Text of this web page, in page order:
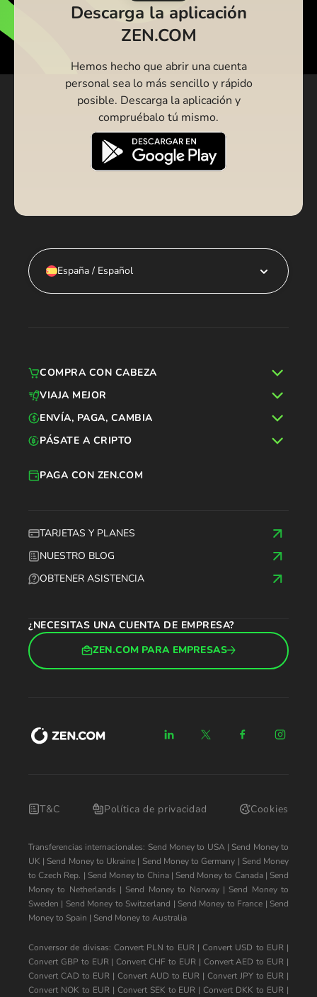
Descarga la aplicación
ZEN.COM
Hemos hecho que abrir una cuenta
personal sea lo más sencillo y rápido
posible. Descarga la aplicación y
compruébalo tú mismo.
España / Español
TARJETAS Y PLANES
NUESTRO BLOG
OBTENER ASISTENCIA
PAGA CON ZEN.COM
¿NECESITAS UNA CUENTA DE EMPRESA?
ZEN.COM PARA EMPRESAS
COMPRA CON CABEZA
VIAJA MEJOR
ENVÍA, PAGA, CAMBIA
PÁSATE A CRIPTO
T&C Política de privacidad Cookies
Transferencias internacionales: Send Money to USA| Send Money to
UK | Send Money to Ukraine | Send Money to Germany | Send Money
to Czech Rep. | Send Money to China| Send Money to Canada| Send
Money to Netherlands | Send Money to Norway| Send Money to
Sweden | Send Money to Switzerland | Send Money to France | Send
Money to Spain | Send Money to Australia
Conversor de divisas: Convert PLN to EUR| Convert USD to EUR|
Convert GBP to EUR|Convert CHF to EUR| Convert AED to EUR |
Convert CAD to EUR | Convert AUD to EUR | Convert JPY to EUR |
Convert NOK to EUR| Convert SEK to EUR |Convert DKK to EUR |